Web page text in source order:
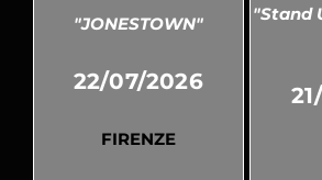
"JONESTOWN"
22/07/2026
FIRENZE
"Stand